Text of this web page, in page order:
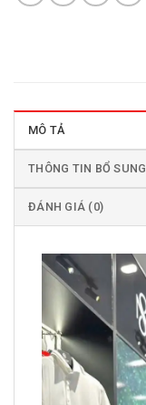
MÔ TẢ
THÔNG TIN BỔ SUNG
ĐÁNH GIÁ (0)